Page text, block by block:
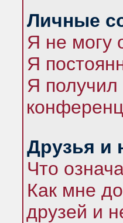
Личные
Я не могу
Я
Я получил
Друзья и
Что
Как мне
друзей и